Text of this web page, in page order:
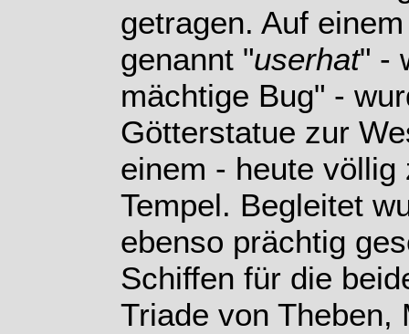
getragen. Auf
genannt "userhat" -
mächtige Bug" -
Götterstatue zur
einem - heute
Tempel. Begleitet
ebenso prächtig
Schiffen für die
Triade von Theben,